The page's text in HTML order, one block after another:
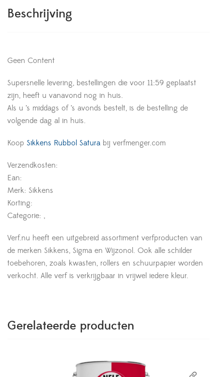
Beschrijving
Geen Content
Supersnelle levering, bestellingen die voor 11:59 geplaatst
zijn, heeft u vanavond nog in huis.
Als u ’s middags of ’s avonds bestelt, is de bestelling de
volgende dag al in huis.
Koop Sikkens Rubbol Satura bij verfmenger.com
Verzendkosten:
Ean:
Merk: Sikkens
Korting:
Categorie: ,
Verf.nu heeft een uitgebreid assortiment verfproducten van
de merken Sikkens, Sigma en Wijzonol. Ook alle schilder
toebehoren, zoals kwasten, rollers en schuurpapier worden
verkocht. Alle verf is verkrijgbaar in vrijwel iedere kleur.
Gerelateerde producten